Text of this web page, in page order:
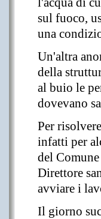
sul fuoco,
una
Un'altra
della
al buio le
dovevano
Per
infatti per
del
Direttore
avviare i
Il giorno